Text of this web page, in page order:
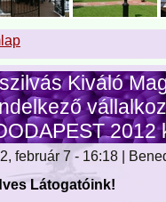
Kiváló
2012
február 7 - 16:18 |
Látogatóink!